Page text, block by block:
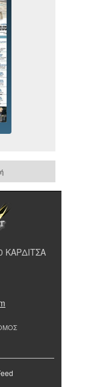
ΚΑΡΔΙΤΣΑ